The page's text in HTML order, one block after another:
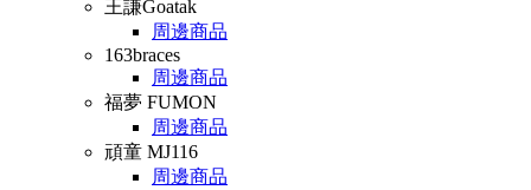
王謙Goatak
周邊商品
163braces
周邊商品
福夢 FUMON
周邊商品
頑童 MJ116
周邊商品